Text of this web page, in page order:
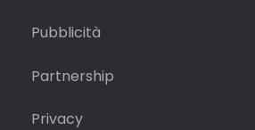
Pubblicità
Partnership
Privacy